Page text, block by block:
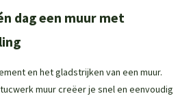
dag een muur met
en het gladstrijken van een muur.
muur creëer je snel en eenvoudig